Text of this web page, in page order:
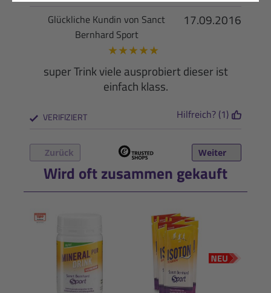
17.09.2016
Glückliche Kundin von Sanct
Bernhard Sport
★★★★★
super Trink viele ausprobiert dieser ist
einfach klass.
VERIFIZIERT Hilfreich? (1)
Zurück Weiter
Wird oft zusammen gekauft